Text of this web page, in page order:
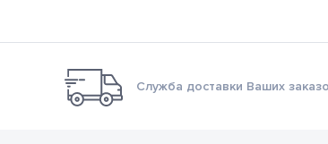
Служба доставки Ваших